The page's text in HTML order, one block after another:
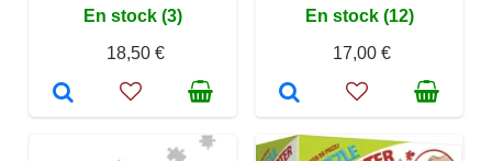
En stock (3)
18,50 €
En stock (12)
17,00 €